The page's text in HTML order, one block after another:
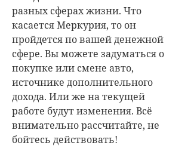
разных сферах жизни. Что
касается Меркурия, то он
пройдется по вашей денежной
сфере. Вы можете задуматься о
покупке или смене авто,
источнике дополнительного
дохода. Или же на текущей
работе будут изменения. Всё
внимательно рассчитайте, не
бойтесь действовать!